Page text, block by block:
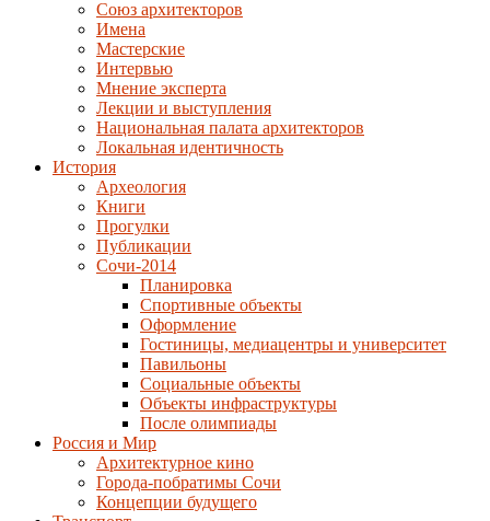
Союз архитекторов
Имена
Мастерские
Интервью
Мнение эксперта
Лекции и выступления
Национальная палата архитекторов
Локальная идентичность
История
Археология
Книги
Прогулки
Публикации
Сочи-2014
Планировка
Спортивные объекты
Оформление
Гостиницы, медиацентры и университет
Павильоны
Социальные объекты
Объекты инфраструктуры
После олимпиады
Россия и Мир
Архитектурное кино
Города-побратимы Сочи
Концепции будущего